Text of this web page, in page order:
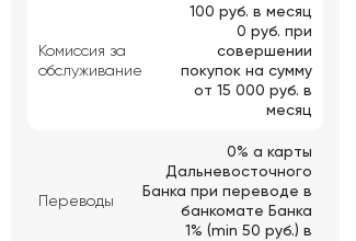
Комиссия за
обслуживание
100 руб. в месяц
0 руб. при
совершении
покупок на сумму
от 15 000 руб. в
месяц
Переводы
0% а карты
Дальневосточного
Банка при переводе в
банкомате Банка
1% (min 50 руб.) в